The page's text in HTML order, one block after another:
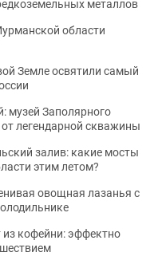
металлов
области
Земле освятили самый
музей Заполярного
легендарной скважины
залив: какие мосты
этим летом?
овощная лазанья с
из кофейни: эффектно